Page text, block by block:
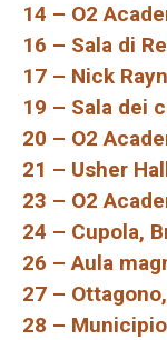
14 – O2
16 – Sala di
17 – Nick
19 – Sala dei
20 – O2
21 – Usher
23 – O2
24 – Cupola,
26 – Aula
27 –
28 –